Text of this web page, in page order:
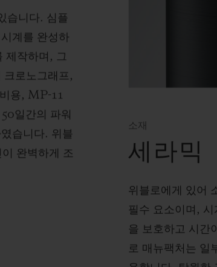
습니다. 심플
계를 완성하
제작하며, 그
크로노그래프,
용, MP-11
일간의 파워
습니다. 위블
완벽하게 조
소재
세라믹
위블로에게 있어
필수 요소이며,
을 보호하고 시간
로 매뉴팩처는 일